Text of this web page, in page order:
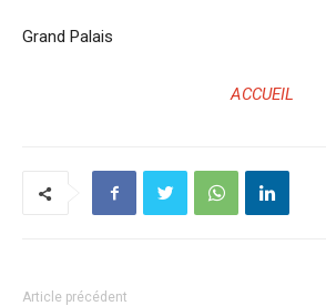
Grand Palais
ACCUEIL
Article précédent